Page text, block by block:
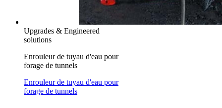
Upgrades & Engineered
solutions
Enrouleur de tuyau d'eau pour
forage de tunnels
Enrouleur de tuyau d'eau pour
forage de tunnels